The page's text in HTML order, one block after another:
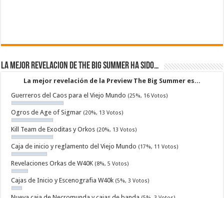
La mejor revelacion de The Big Summer ha sido…
La mejor revelación de la Preview The Big Summer es...
Guerreros del Caos para el Viejo Mundo (25%, 16 Votos)
Ogros de Age of Sigmar (20%, 13 Votos)
Kill Team de Exoditas y Orkos (20%, 13 Votos)
Caja de inicio y reglamento del Viejo Mundo (17%, 11 Votos)
Revelaciones Orkas de W40K (8%, 5 Votos)
Cajas de Inicio y Escenografia W40k (5%, 3 Votos)